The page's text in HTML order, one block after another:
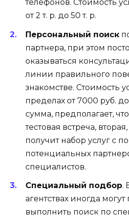
телефонов. Стоимость
от 2 т. р. до 50 т. р.
Персональный поиск
партнера, при этом
оказываться
линии правильного
знакомстве. Стоимость
пределах от 7000 руб.
сумма, предполагает,
тестовая встреча,
получит набор услуг с
потенциальных
специалистов.
Специальный подбор.
агентствах иногда
выполнить поиск по